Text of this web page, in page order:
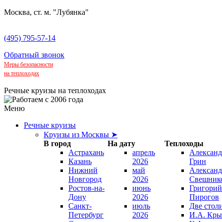
Москва, ст. м. "Лубянка"
(495) 795-57-14
Обратный звонок
Меры безопасности
на теплоходах
Речные круизы на теплоходах
Меню
Речные круизы
Круизы из Москвы ➤
В город
На дату
Теплоходы
Астрахань
Казань
Нижний
Новгород
Ростов-на-
Дону
Санкт-
Петербург
апрель
2026
май
2026
июнь
2026
июль
2026
Грин
Григорий
Пирогов
Две
И.А.